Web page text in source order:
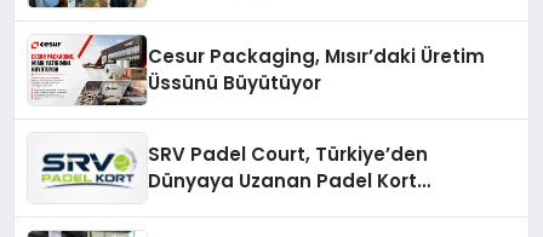
Cesur Packaging, Mısır’daki Üretim
Üssünü Büyütüyor
SRV Padel Court, Türkiye’den
Dünyaya Uzanan Padel Kort